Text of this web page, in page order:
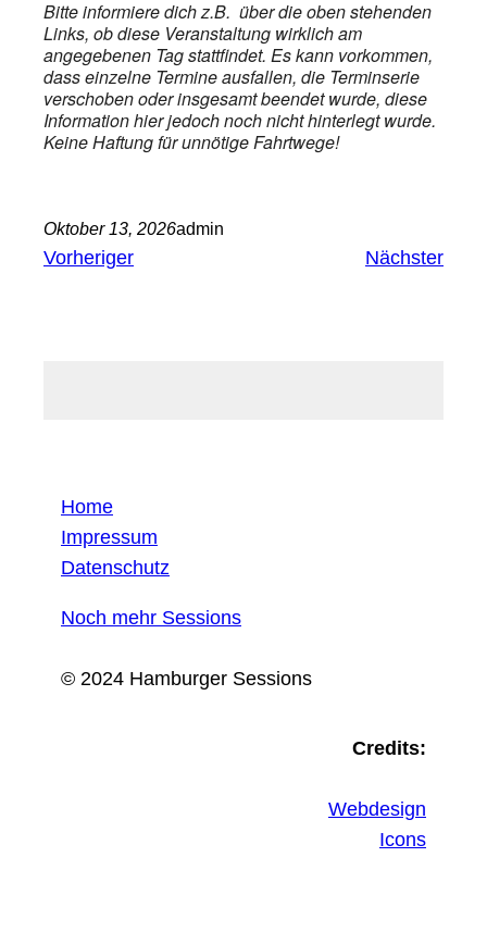
Bitte informiere dich z.B. über die oben stehenden
Links, ob diese Veranstaltung wirklich am
angegebenen Tag stattfindet. Es kann vorkommen,
dass einzelne Termine ausfallen, die Terminserie
verschoben oder insgesamt beendet wurde, diese
Information hier jedoch noch nicht hinterlegt wurde.
Keine Haftung für unnötige Fahrtwege!
Oktober 13, 2026admin
Vorheriger Nächster
Home
Impressum
Datenschutz
Noch mehr Sessions
© 2024 Hamburger Sessions
Credits:
Webdesign
Icons